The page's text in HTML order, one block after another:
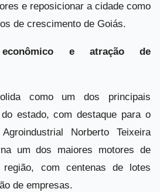
e reposicionar a cidade como
de crescimento de Goiás.
econômico e atração de
como um dos principais
estado, com destaque para o
Norberto Teixeira
um dos maiores motores de
região, com centenas de lotes
de empresas.